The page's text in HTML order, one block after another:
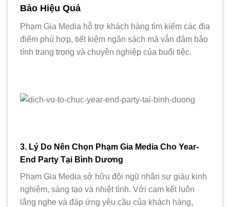
Bảo Hiệu Quả
Phạm Gia Media hỗ trợ khách hàng tìm kiếm các địa
điểm phù hợp, tiết kiệm ngân sách mà vẫn đảm bảo
tính trang trọng và chuyên nghiệp của buổi tiệc.
3. Lý Do Nên Chọn Phạm Gia Media Cho Year-
End Party Tại Bình Dương
Phạm Gia Media sở hữu đội ngũ nhân sự giàu kinh
nghiệm, sáng tạo và nhiệt tình. Với cam kết luôn
lắng nghe và đáp ứng yêu cầu của khách hàng,